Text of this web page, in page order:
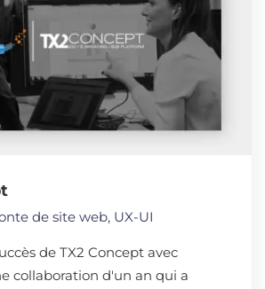
de site web, UX-UI
de TX2 Concept avec
collaboration d'un an qui a